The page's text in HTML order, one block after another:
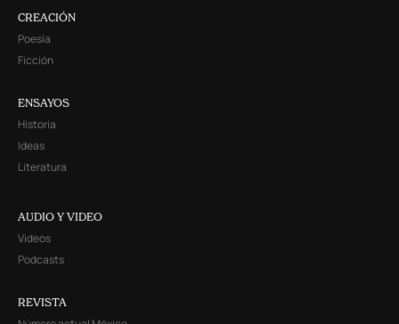
CREACIÓN
Poesía
Ficción
ENSAYOS
Historia
Ideas
Literatura
AUDIO Y VIDEO
Videos
Podcasts
REVISTA